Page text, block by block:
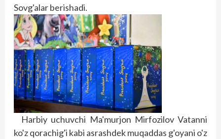
Sovg'alar berishadi.
Harbiy uchuvchi Ma'murjon Mirfozilov Vatanni
ko'z qorachig'i kabi asrashdek muqaddas g'oyani o'z